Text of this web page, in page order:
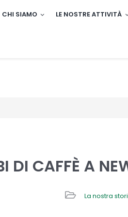
CHI SIAMO LE NOSTRE ATTIVITÀ
DI CAFFÈ A
La nostra